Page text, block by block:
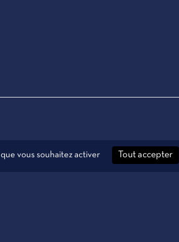
vous souhaitez activer Tout accepter